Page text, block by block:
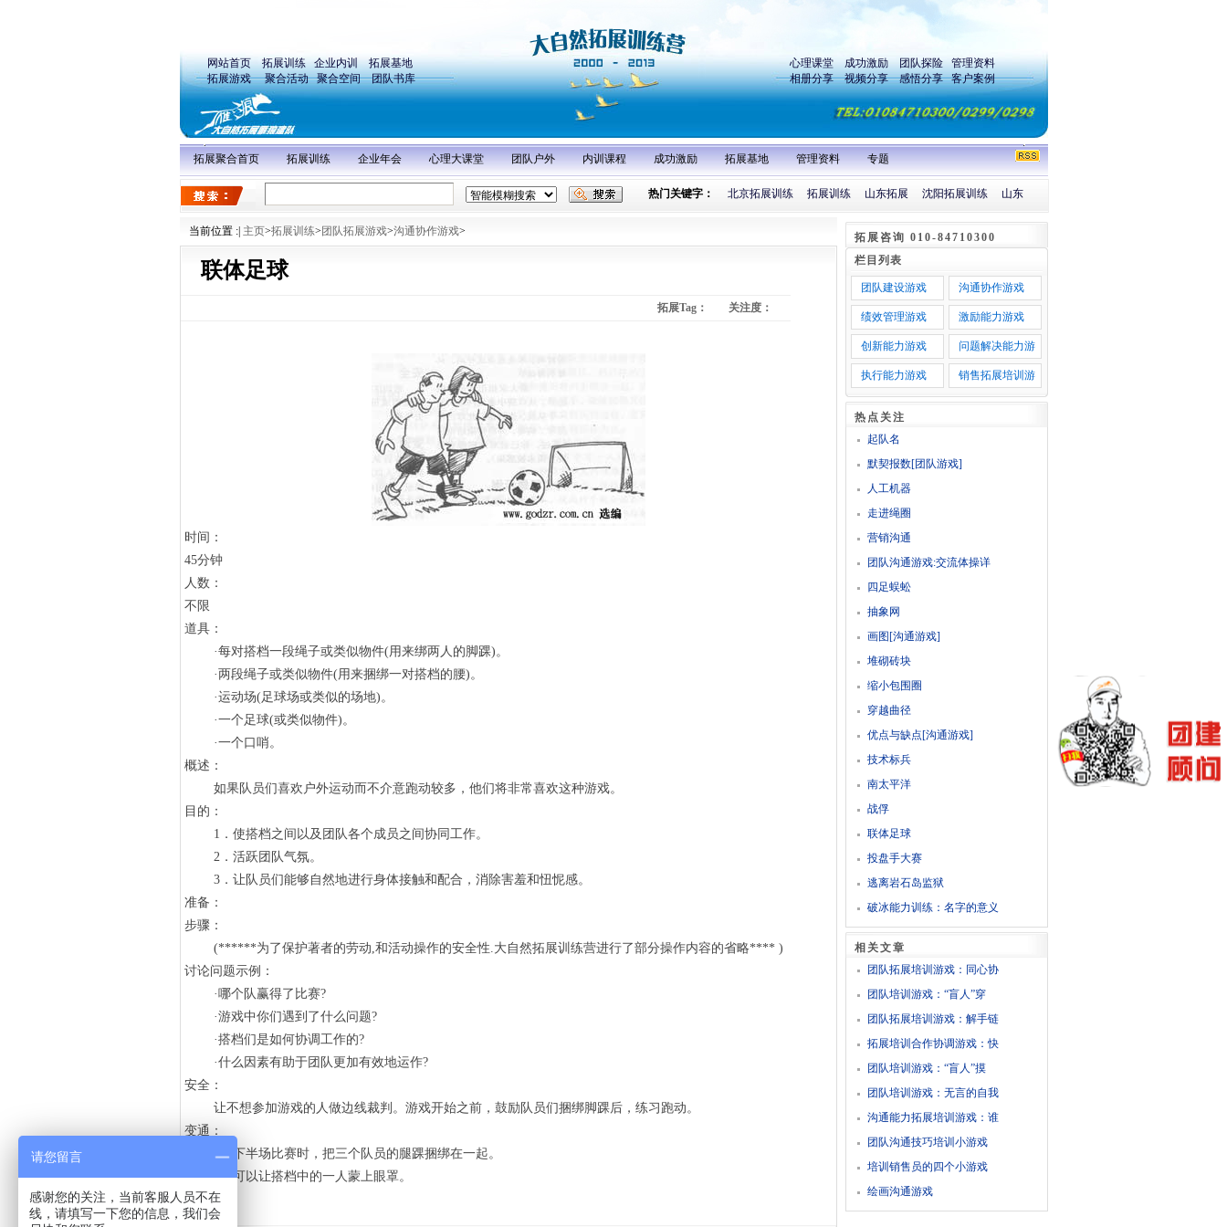
网站首页 拓展训练 企业内训
拓展基地
拓展游戏
聚合活动 聚合空间 团队书库
心理课堂 成功激励 团队探险
管理资料
相册分享
视频分享 感悟分享 客户案例
拓展聚合首页 拓展训练 企业年会 心理大课堂 团队户外 内训课程 成功激励 拓展基地 管理资料 专题
热门关键字： 北京拓展训练 拓展训练 山东拓展 沈阳拓展训练 山东
当前位置 :| 主页>拓展训练> 团队拓展游戏>沟通协作游戏>
联体足球
拓展Tag： 关注度：
时间：
45分钟
人数：
不限
道具：
·每对搭档一段绳子或类似物件(用来绑两人的脚踝)。
·两段绳子或类似物件(用来捆绑一对搭档的腰)。
·运动场(足球场或类似的场地)。
·一个足球(或类似物件)。
·一个口哨。
概述：
如果队员们喜欢户外运动而不介意跑动较多，他们将非常喜欢这种游戏。
目的：
1．使搭档之间以及团队各个成员之间协同工作。
2．活跃团队气氛。
3．让队员们能够自然地进行身体接触和配合，消除害羞和忸怩感。
准备：
步骤：
(******为了保护著者的劳动,和活动操作的安全性.大自然拓展训练营进行了部分操作内容的省略**** )
讨论问题示例：
·哪个队赢得了比赛?
·游戏中你们遇到了什么问题?
·搭档们是如何协调工作的?
·什么因素有助于团队更加有效地运作?
安全：
让不想参加游戏的人做边线裁判。游戏开始之前，鼓励队员们捆绑脚踝后，练习跑动。
变通：
1．下半场比赛时，把三个队员的腿踝捆绑在一起。
2．可以让搭档中的一人蒙上眼罩。
拓展咨询 010-84710300
栏目列表
团队建设游戏 沟通协作游戏
绩效管理游戏 激励能力游戏
创新能力游戏
问题解决能力游
戏
执行能力游戏
销售拓展培训游
戏
热点关注
起队名
默契报数[团队游戏]
人工机器
走进绳圈
营销沟通
团队沟通游戏:交流体操详
四足蜈蚣
抽象网
画图[沟通游戏]
堆砌砖块
缩小包围圈
穿越曲径
优点与缺点[沟通游戏]
技术标兵
南太平洋
战俘
联体足球
投盘手大赛
逃离岩石岛监狱
破冰能力训练：名字的意义
相关文章
团队拓展培训游戏：同心协
团队培训游戏：“盲人”穿
团队拓展培训游戏：解手链
拓展培训合作协调游戏：快
团队培训游戏：“盲人”摸
团队培训游戏：无言的自我
沟通能力拓展培训游戏：谁
团队沟通技巧培训小游戏
培训销售员的四个小游戏
绘画沟通游戏
请您留言
感谢您的关注，当前客服人员不在
线，请填写一下您的信息，我们会